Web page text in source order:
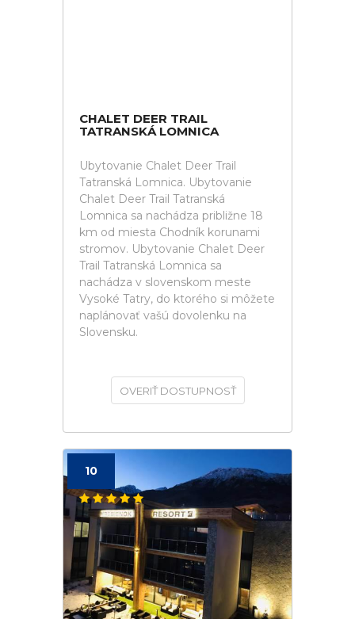
CHALET DEER TRAIL
TATRANSKÁ LOMNICA
Ubytovanie Chalet Deer Trail
Tatranská Lomnica. Ubytovanie
Chalet Deer Trail Tatranská
Lomnica sa nachádza približne 18
km od miesta Chodník korunami
stromov. Ubytovanie Chalet Deer
Trail Tatranská Lomnica sa
nachádza v slovenskom meste
Vysoké Tatry, do ktorého si môžete
naplánovať vašú dovolenku na
Slovensku.
OVERIŤ DOSTUPNOSŤ
10